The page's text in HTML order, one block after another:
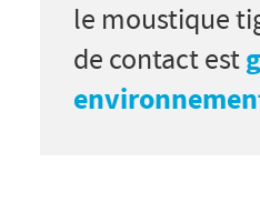
le moustique
de contact est